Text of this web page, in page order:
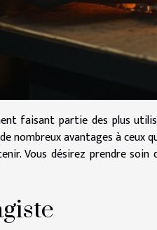
faisant partie des plus
nombreux avantages à
Vous désirez prendre